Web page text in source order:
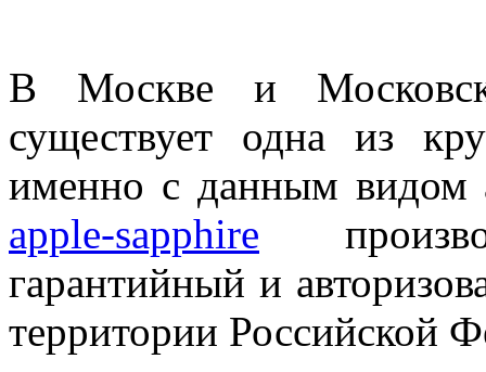
В Москве и
существует одна из
именно с данным видом
apple-sapphire
гарантийный и
территории Российской